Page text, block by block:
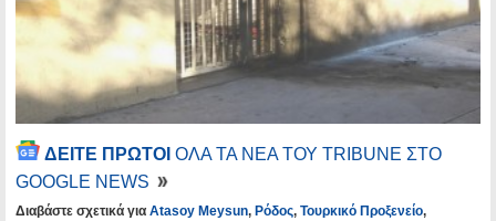
ΔΕΙΤΕ ΠΡΩΤΟΙ ΟΛΑ ΤΑ ΝΕΑ ΤΟΥ TRIBUNE ΣΤΟ
GOOGLE NEWS
Διαβάστε σχετικά για Atasoy Meysun, Ρόδος, Τουρκικό Προξενείο,